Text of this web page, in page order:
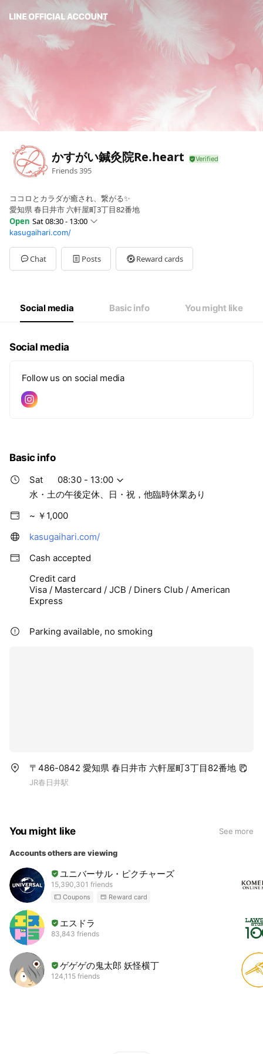
かすがい鍼灸院Re.heart
Friends395
ココロとカラダが癒され、繋がる✨
愛知県 春日井市 六軒屋町3丁目82番地
Open Sat 08:30 - 13:00
SunClosed
Mon08:30 - 13:00,15:00 - 19:00
Tue08:30 - 13:00,15:00 - 19:00
Wed08:30 - 13:00
08:30 - 13:00
水・土の午後定休、日・祝，他臨時休業あり
kasugaihari.com/
Chat Posts Reward cards
Social media Basic info You might like
Social media
Follow us on social media
Basic info
Sat
08:30 - 13:00
水・土の午後定休、日・祝，他臨時休業あり
~ ￥1,000
kasugaihari.com/
Cash accepted
Credit card
Visa / Mastercard / JCB / Diners Club / American
Express
Parking available, no smoking
〒486-0842 愛知県 春日井市 六軒屋町3丁目82番地
JR春日井駅
You might like See more
Accounts others are viewing
ユニバーサル・ピクチャーズ
15,390,301 friends
Coupons Reward card
エスドラ
83,843 friends
ゲゲゲの鬼太郎 妖怪横丁
124,115 friends